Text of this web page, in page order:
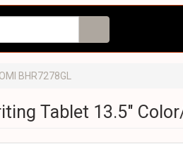
BHR7278GL
Tablet 13.5"